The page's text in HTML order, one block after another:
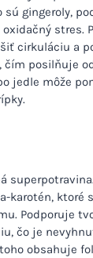
sú gingeroly,
stres.
cirkuláciu a
čím posilňuje
jedle môže
karotén, ktoré
Podporuje
čo je
obsahuje